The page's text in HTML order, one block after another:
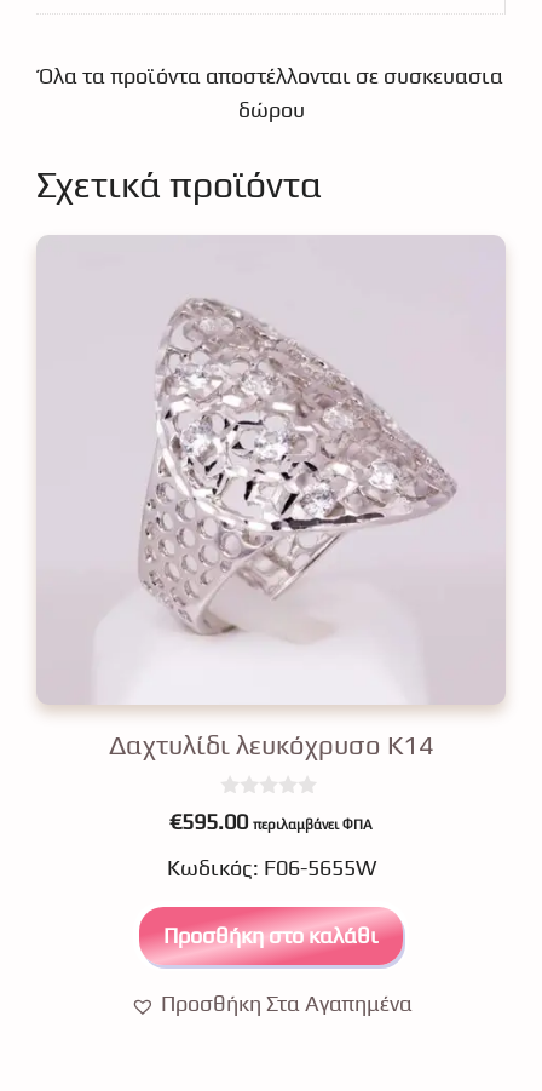
Όλα τα προϊόντα αποστέλλονται σε συσκευασια
δώρου
Σχετικά προϊόντα
Δαχτυλίδι λευκόχρυσο Κ14
0
o
t
5
€595.00 περιλαμβάνει ΦΠΑ
Κωδικός: F06-5655W
Προσθήκη στο καλάθι
Προσθήκη Στα Αγαπημένα